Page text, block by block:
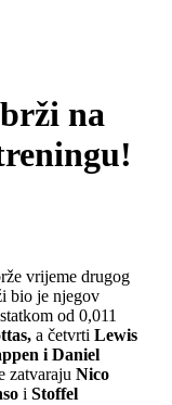
na
vrijeme drugog
bio je njegov
od 0,011
a četvrti Lewis
i Daniel
zatvaraju Nico
i Stoffel